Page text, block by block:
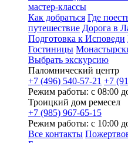
мастер-классы
Как добраться Где
путешествие Дорога в
Подготовка к Исповеди
Гостиницы
Выбрать экскурсию
Паломнический центр
+7 (496) 540-57-21 +7
Режим работы: с 08:00
Троицкий дом ремесел
+7 (985) 967-65-15
Режим работы: с 10:00
Все контакты